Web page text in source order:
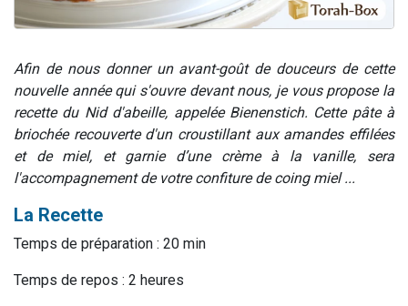
Afin de nous donner un avant-goût de douceurs de cette
nouvelle année qui s'ouvre devant nous, je vous propose la
recette du Nid d'abeille, appelée Bienenstich. Cette pâte à
briochée recouverte d'un croustillant aux amandes effilées
et de miel, et garnie d’une crème à la vanille, sera
l'accompagnement de votre confiture de coing miel ...
La Recette
Temps de préparation : 20 min
Temps de repos : 2 heures